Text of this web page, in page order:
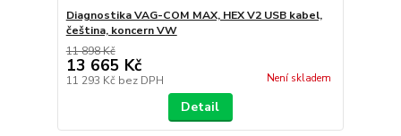
Diagnostika VAG-COM MAX, HEX V2 USB kabel,
čeština, koncern VW
11 898 Kč
13 665 Kč
11 293 Kč bez DPH Není skladem
Detail